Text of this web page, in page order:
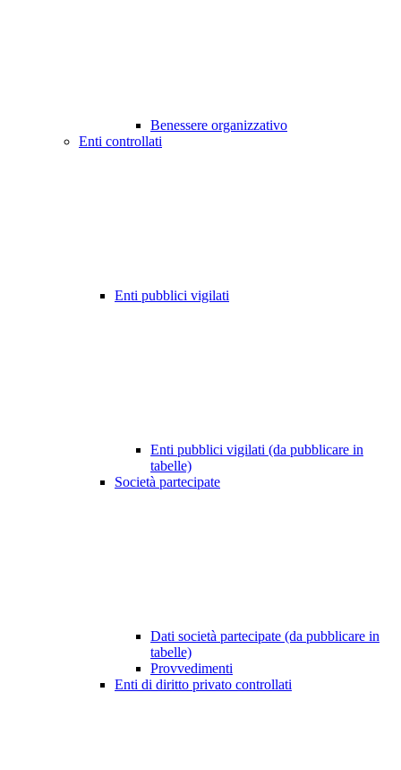
Benessere organizzativo
Enti controllati
Enti pubblici vigilati
Enti pubblici vigilati (da pubblicare in
tabelle)
Società partecipate
Dati società partecipate (da pubblicare in
tabelle)
Provvedimenti
Enti di diritto privato controllati